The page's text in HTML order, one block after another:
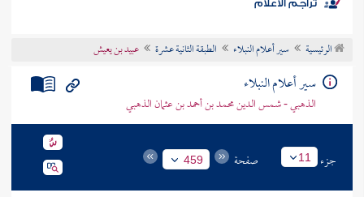
موضوعي
تراجم الأعلام
الرئيسية سير أعلام النبلاء الطبقة الثانية عشرة عبيد بن يعيش
سير أعلام النبلاء
الذهبي - شمس الدين محمد بن أحمد بن عثمان الذهبي
جزء 11 صفحة 459